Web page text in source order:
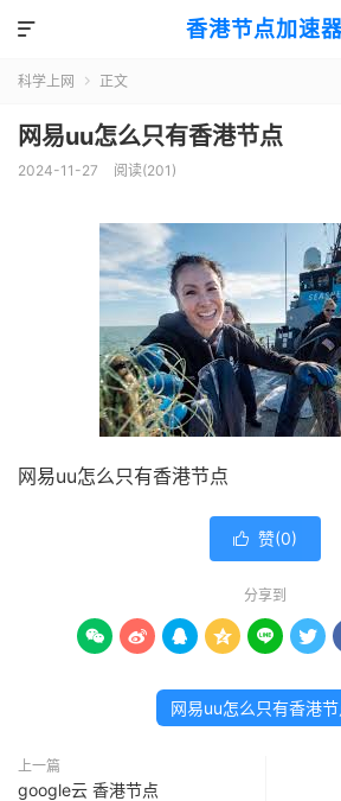
香港节点加速

科学上网  正文
网易uu怎么只有香港节点
2024-11-27 阅读(201)
网易uu怎么只有香港节点
 赞(0)
分享到
     
网易uu怎么只有香港节
上一篇
google云 香港节点